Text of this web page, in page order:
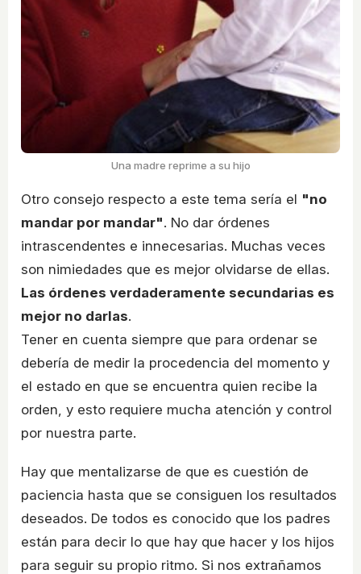
Una madre reprime a su hijo
Otro consejo respecto a este tema sería el "no
mandar por mandar". No dar órdenes
intrascendentes e innecesarias. Muchas veces
son nimiedades que es mejor olvidarse de ellas.
Las órdenes verdaderamente secundarias es
mejor no darlas.
Tener en cuenta siempre que para ordenar se
debería de medir la procedencia del momento y
el estado en que se encuentra quien recibe la
orden, y esto requiere mucha atención y control
por nuestra parte.
Hay que mentalizarse de que es cuestión de
paciencia hasta que se consiguen los resultados
deseados. De todos es conocido que los padres
están para decir lo que hay que hacer y los hijos
para seguir su propio ritmo. Si nos extrañamos